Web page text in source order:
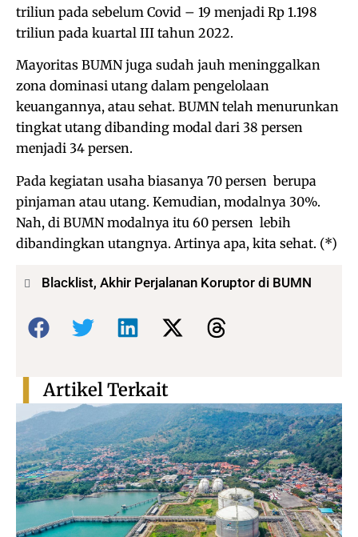
triliun pada sebelum Covid – 19 menjadi Rp 1.198
triliun pada kuartal III tahun 2022.
Mayoritas BUMN juga sudah jauh meninggalkan
zona dominasi utang dalam pengelolaan
keuangannya, atau sehat. BUMN telah menurunkan
tingkat utang dibanding modal dari 38 persen
menjadi 34 persen.
Pada kegiatan usaha biasanya 70 persen berupa
pinjaman atau utang. Kemudian, modalnya 30%.
Nah, di BUMN modalnya itu 60 persen lebih
dibandingkan utangnya. Artinya apa, kita sehat. (*)
Blacklist, Akhir Perjalanan Koruptor di BUMN
Bagikan:
Artikel Terkait